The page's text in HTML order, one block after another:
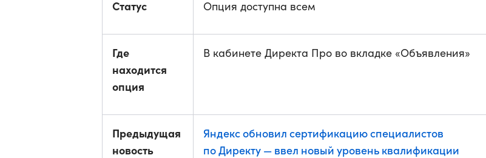
Статус Опция доступна всем
Где
находится
опция
В кабинете Директа Про во вкладке «Объявления»
Предыдущая
новость
Яндекс обновил сертификацию специалистов
по Директу — ввел новый уровень квалификации